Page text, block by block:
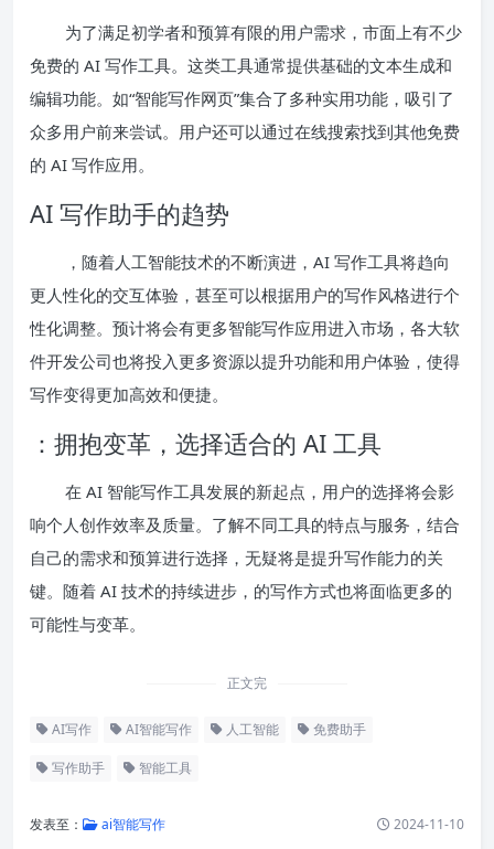
为了满足初学者和预算有限的用户需求，市面上有不少
免费的 AI 写作工具。这类工具通常提供基础的文本生成和
编辑功能。如“智能写作网页”集合了多种实用功能，吸引了
众多用户前来尝试。用户还可以通过在线搜索找到其他免费
的 AI 写作应用。
AI 写作助手的趋势
，随着人工智能技术的不断演进，AI 写作工具将趋向
更人性化的交互体验，甚至可以根据用户的写作风格进行个
性化调整。预计将会有更多智能写作应用进入市场，各大软
件开发公司也将投入更多资源以提升功能和用户体验，使得
写作变得更加高效和便捷。
：拥抱变革，选择适合的 AI 工具
在 AI 智能写作工具发展的新起点，用户的选择将会影
响个人创作效率及质量。了解不同工具的特点与服务，结合
自己的需求和预算进行选择，无疑将是提升写作能力的关
键。随着 AI 技术的持续进步，的写作方式也将面临更多的
可能性与变革。
正文完
AI写作 AI智能写作 人工智能 免费助手
写作助手 智能工具
发表至： ai智能写作 2024-11-10